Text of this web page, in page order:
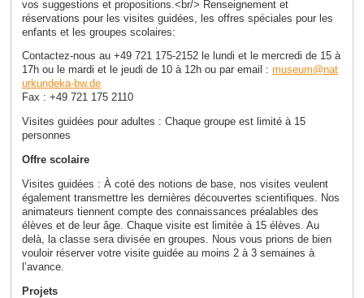
vos suggestions et propositions.<br/> Renseignement et
réservations pour les visites guidées, les offres spéciales pour les
enfants et les groupes scolaires:
Contactez-nous au +49 721 175-2152 le lundi et le mercredi de 15 à
17h ou le mardi et le jeudi de 10 à 12h ou par email : museum@nat
urkundeka-bw.de
Fax : +49 721 175 2110
Visites guidées pour adultes : Chaque groupe est limité à 15
personnes
Offre scolaire
Visites guidées : À coté des notions de base, nos visites veulent
également transmettre les dernières découvertes scientifiques. Nos
animateurs tiennent compte des connaissances préalables des
élèves et de leur âge. Chaque visite est limitée à 15 élèves. Au
delà, la classe sera divisée en groupes. Nous vous prions de bien
vouloir réserver votre visite guidée au moins 2 à 3 semaines à
l’avance.
Projets